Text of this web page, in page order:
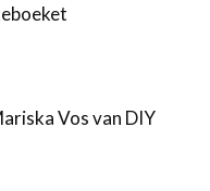
Vos van DIY